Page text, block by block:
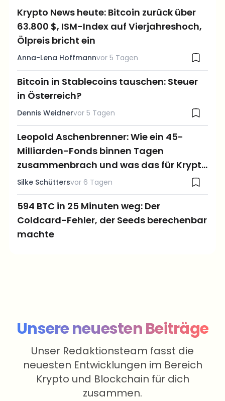
Krypto News heute: Bitcoin zurück über
63.800 $, ISM-Index auf Vierjahreshoch,
Ölpreis bricht ein
Anna-Lena Hoffmannvor 5 Tagen
Bitcoin in Stablecoins tauschen: Steuer
in Österreich?
Dennis Weidnervor 5 Tagen
Leopold Aschenbrenner: Wie ein 45-
Milliarden-Fonds binnen Tagen
zusammenbrach und was das für Krypto
bedeutet
Silke Schüttersvor 6 Tagen
594 BTC in 25 Minuten weg: Der
Coldcard-Fehler, der Seeds berechenbar
machte
Unsere neuesten Beiträge
Unser Redaktionsteam fasst die
neuesten Entwicklungen im Bereich
Krypto und Blockchain für dich
zusammen.